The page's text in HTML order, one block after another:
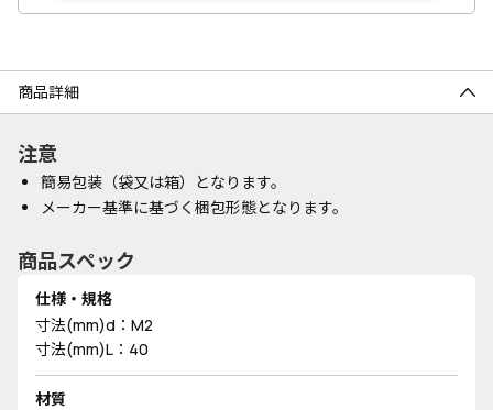
商品詳細
注意
簡易包装（袋又は箱）となります。
メーカー基準に基づく梱包形態となります。
商品スペック
仕様・規格
寸法(mm)d：M2
寸法(mm)L：40
材質